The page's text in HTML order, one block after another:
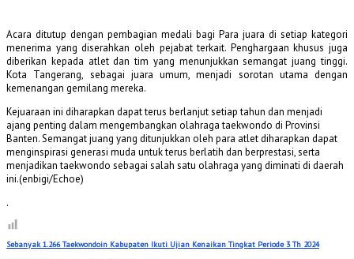
Acara ditutup dengan pembagian medali bagi Para juara di setiap kategori
menerima yang diserahkan oleh pejabat terkait. Penghargaan khusus juga
diberikan kepada atlet dan tim yang menunjukkan semangat juang tinggi.
Kota Tangerang, sebagai juara umum, menjadi sorotan utama dengan
kemenangan gemilang mereka.
Kejuaraan ini diharapkan dapat terus berlanjut setiap tahun dan menjadi
ajang penting dalam mengembangkan olahraga taekwondo di Provinsi
Banten. Semangat juang yang ditunjukkan oleh para atlet diharapkan dapat
menginspirasi generasi muda untuk terus berlatih dan berprestasi, serta
menjadikan taekwondo sebagai salah satu olahraga yang diminati di daerah
ini.(enbigi/Echoe)
.
Sebanyak 1.266 Taekwondoin Kabupaten Ikuti Ujian Kenaikan Tingkat Periode 3 Th 2024